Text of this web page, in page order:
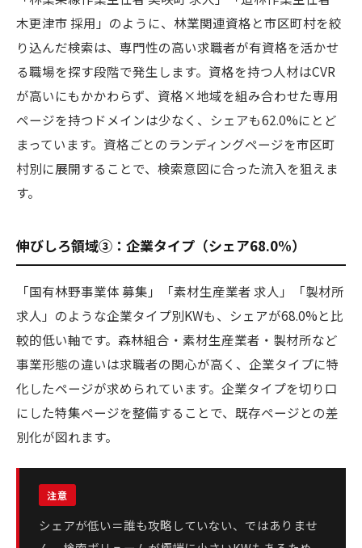
木更津市 採用」のように、林業関連資格と市区町村を絞
り込んだ検索は、専門性の高い求職者が有資格を活かせ
る職場を探す段階で発生します。資格を持つ人材はCVR
が高いにもかかわらず、資格×地域を組み合わせた専用
ページを持つドメインは少なく、シェアも62.0%にとど
まっています。資格ごとのランディングページを市区町
村別に展開することで、検索意図に合った流入を狙えま
す。
伸びしろ領域③：企業タイプ（シェア68.0%）
「国有林野事業体 募集」「素材生産業者 求人」「製材所
求人」のような企業タイプ別KWも、シェアが68.0%と比
較的低い軸です。森林組合・素材生産業者・製材所など
事業形態の違いは求職者の関心が高く、企業タイプに特
化したページが求められています。企業タイプを切り口
にした特集ページを整備することで、既存ページとの差
別化が図れます。
シェアが低い＝誰も攻略していない、ではありませ